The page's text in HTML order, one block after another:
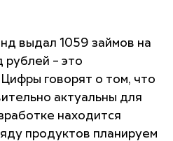
выдал 1059 займов на
рублей – это
говорят о том, что
актуальны для
находится
продуктов планируем